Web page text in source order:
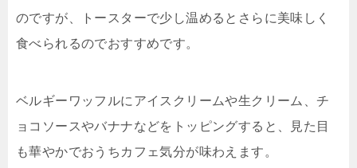
のですが、トースターで少し温めるとさらに美味しく
食べられるのでおすすめです。
ベルギーワッフルにアイスクリームや生クリーム、チ
ョコソースやバナナなどをトッピングすると、見た目
も華やかでおうちカフェ気分が味わえます。